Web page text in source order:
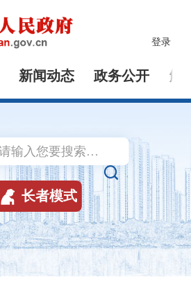
登录
新闻动态 政务公开 解

 长者模式